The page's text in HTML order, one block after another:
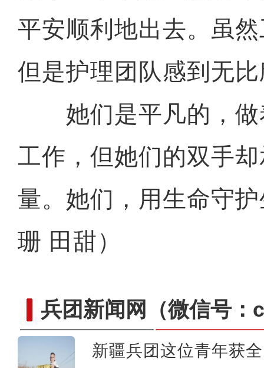
平安顺利地出去。虽
但是护理团队感到无
她们是平凡的，做
工作，但她们的双手
量。她们，用生命守
珊 田甜）
兵团新闻网 （微信号
新疆兵团这位青年获
崭新“城”迹：兵团城镇化